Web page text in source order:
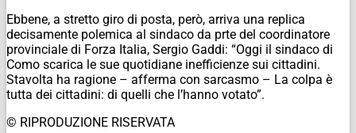
Ebbene, a stretto giro di posta, però, arriva una replica
decisamente polemica al sindaco da prte del coordinatore
provinciale di Forza Italia, Sergio Gaddi: “Oggi il sindaco di
Como scarica le sue quotidiane inefficienze sui cittadini.
Stavolta ha ragione – afferma con sarcasmo – La colpa è
tutta dei cittadini: di quelli che l’hanno votato”.
© RIPRODUZIONE RISERVATA